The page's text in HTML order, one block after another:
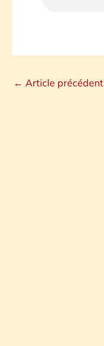
← Article précédent